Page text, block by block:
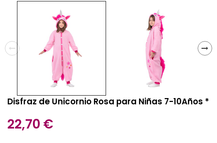
Disfraz de Unicornio Rosa para Niñas 7-10Años *
22,70 €